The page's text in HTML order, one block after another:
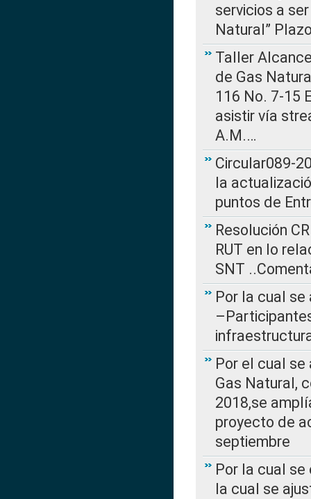
servicios a
Natural”
Taller
de Gas
116 No. 7-15
asistir vía
A.M.…
Circular089-
la
puntos de
Resolución
RUT en lo
SNT
Por la cual se
Por el cual
Gas Natural,
2018,se
proyecto de
septiembre
Por la cual se
la cual se